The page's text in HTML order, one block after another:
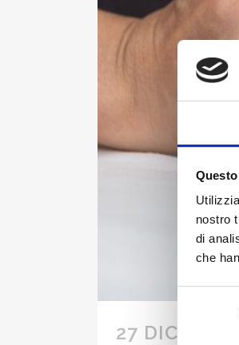
nostro
di
che
consenso
27 DIC